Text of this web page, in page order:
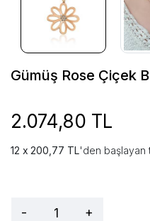
Gümüş Rose Çiçek
2.074,80 TL
200,77 TL'den başlayan
- +